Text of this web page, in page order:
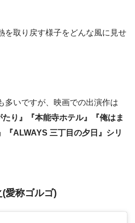
を取り戻す様子をどんな風に見せ
多いですが、映画での出演作は
たり』『本能寺ホテル』『俺はま
『ALWAYS 三丁目の夕日』シリ
愛称ゴルゴ)